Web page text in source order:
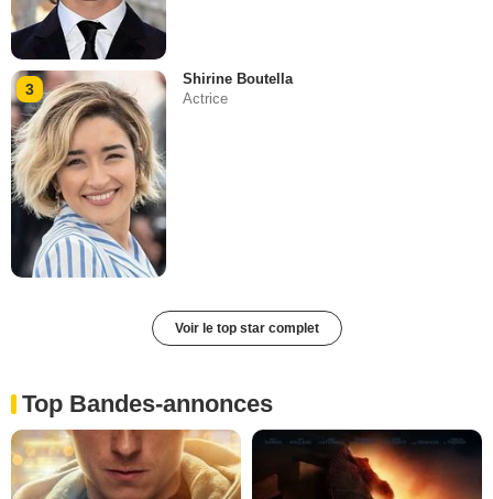
3
Shirine Boutella
Actrice
Voir le top star complet
Top Bandes-annonces